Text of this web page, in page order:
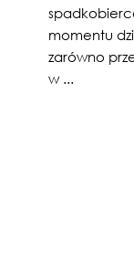
momentu
zarówno
w ...